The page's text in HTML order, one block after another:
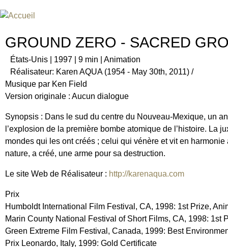
GROUND ZERO - SACRED
États-Unis | 1997 | 9 min | Animation
Réalisateur: Karen AQUA (1954 - May 30th, 2011) /
Musique par Ken Field
Version originale : Aucun dialogue
Synopsis : Dans le sud du centre du Nouveau-Mexique, un
l’explosion de la première bombe atomique de l’histoire. La
mondes qui les ont créés ; celui qui vénère et vit en
nature, a créé, une arme pour sa destruction.
Le site Web de Réalisateur : http://karenaqua.com
Prix
Humboldt International Film Festival, CA, 1998: 1st Prize,
Marin County National Festival of Short Films, CA, 1998: 1st
Green Extreme Film Festival, Canada, 1999: Best
Prix Leonardo, Italy, 1999: Gold Certificate